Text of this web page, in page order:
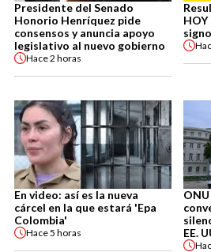
Presidente del Senado
Honorio Henríquez pide
consensos y anuncia apoyo
legislativo al nuevo gobierno
Hace2 horas
En video: así es la nueva
cárcel en la que estará 'Epa
Colombia'
Hace5 horas
EE.